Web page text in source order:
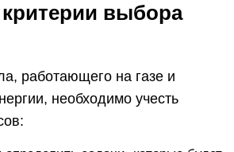
выбора
работающего на газе и
необходимо учесть